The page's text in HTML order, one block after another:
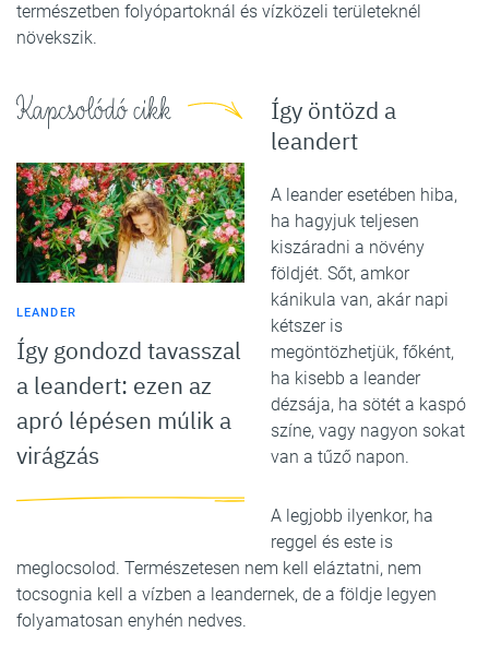
természetben folyópartoknál és vízközeli területeknél
növekszik.
Kapcsolódó cikk
LEANDER
Így gondozd tavasszal
a leandert: ezen az
apró lépésen múlik a
virágzás
Így öntözd a
leandert
A leander esetében hiba,
ha hagyjuk teljesen
kiszáradni a növény
földjét. Sőt, amkor
kánikula van, akár napi
kétszer is
megöntözhetjük, főként,
ha kisebb a leander
dézsája, ha sötét a kaspó
színe, vagy nagyon sokat
van a tűző napon.
A legjobb ilyenkor, ha
reggel és este is
meglocsolod. Természetesen nem kell eláztatni, nem
tocsognia kell a vízben a leandernek, de a földje legyen
folyamatosan enyhén nedves.